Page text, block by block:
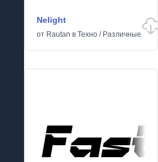
Nelight
от Rautan в Техно / Различные